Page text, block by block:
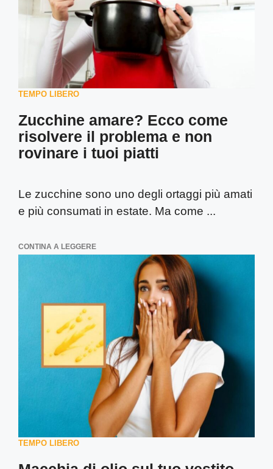
TEMPO LIBERO
Zucchine amare? Ecco come
risolvere il problema e non
rovinare i tuoi piatti
Le zucchine sono uno degli ortaggi più amati
e più consumati in estate. Ma come ...
CONTINA A LEGGERE
TEMPO LIBERO